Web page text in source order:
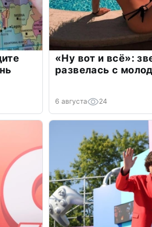
«Ну вот и всё»:
развелась с
6 августа 24